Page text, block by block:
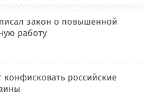
закон о повышенной
работу
российские